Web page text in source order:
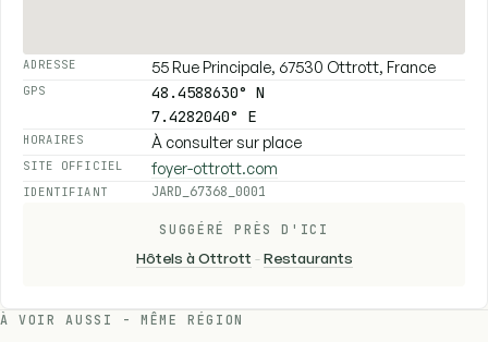
ADRESSE 55 Rue Principale, 67530 Ottrott, France
GPS
48.4588630° N
7.4282040° E
HORAIRES À consulter sur place
SITE OFFICIEL foyer-ottrott.com
IDENTIFIANT JARD_67368_0001
SUGGÉRÉ PRÈS D'ICI
Hôtels à Ottrott -Restaurants
À VOIR AUSSI - MÊME RÉGION